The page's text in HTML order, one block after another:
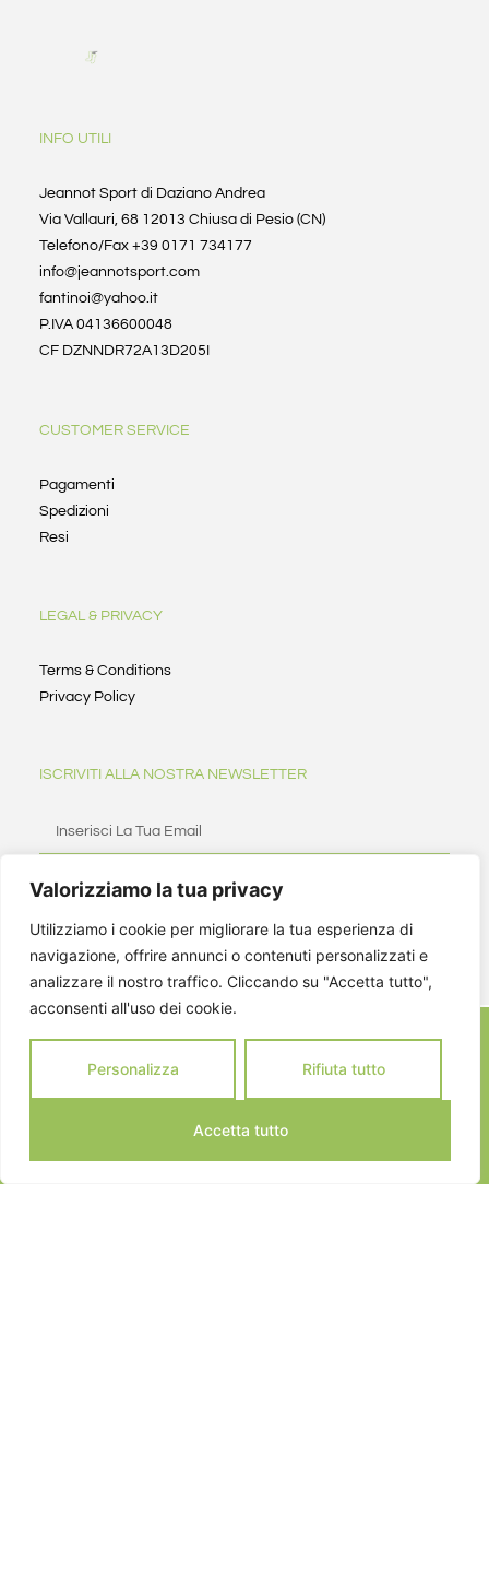
Valorizziamo la tua privacy
Utilizziamo i cookie per migliorare la tua esperienza di
navigazione, offrire annunci o contenuti personalizzati e
analizzare il nostro traffico. Cliccando su "Accetta tutto",
acconsenti all'uso dei cookie.
Personalizza Rifiuta tutto
Accetta tutto
INFO UTILI
Jeannot Sport di Daziano Andrea
Via Vallauri, 68 12013 Chiusa di Pesio (CN)
Telefono/Fax +39 0171 734177
info@jeannotsport.com
fantinoi@yahoo.it
P.IVA 04136600048
CF DZNNDR72A13D205I
CUSTOMER SERVICE
Pagamenti
Spedizioni
Resi
LEGAL & PRIVACY
Terms & Conditions
Privacy Policy
ISCRIVITI ALLA NOSTRA NEWSLETTER